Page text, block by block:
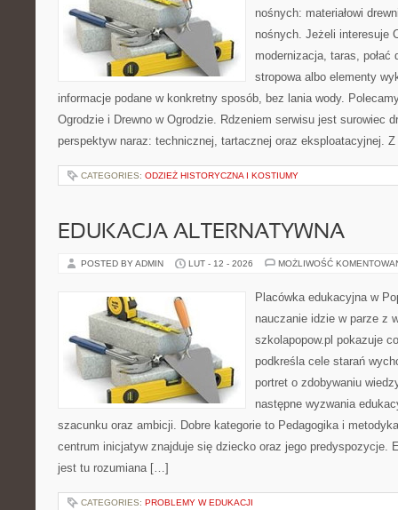
nośnych: materiałowi
nośnych. Jeżeli interesuje
modernizacja, taras, połać
stropowa albo elementy
informacje podane w konkretny sposób, bez lania wody.
Ogrodzie i Drewno w Ogrodzie. Rdzeniem serwisu jest surowiec
perspektyw naraz: technicznej, tartacznej oraz eksploatacyjnej.
CATEGORIES: ODZIEŻ HISTORYCZNA I KOSTIUMY
EDUKACJA ALTERNATYWNA
POSTED BY ADMIN LUT - 12 - 2026 MOŻLIWOŚĆ
Placówka edukacyjna w
nauczanie idzie w parze z
szkolapopow.pl pokazuje
podkreśla cele starań
portret o zdobywaniu
następne wyzwania
szacunku oraz ambicji. Dobre kategorie to Pedagogika i
centrum inicjatyw znajduje się dziecko oraz jego predyspozycje.
jest tu rozumiana […]
CATEGORIES: PROBLEMY W EDUKACJI